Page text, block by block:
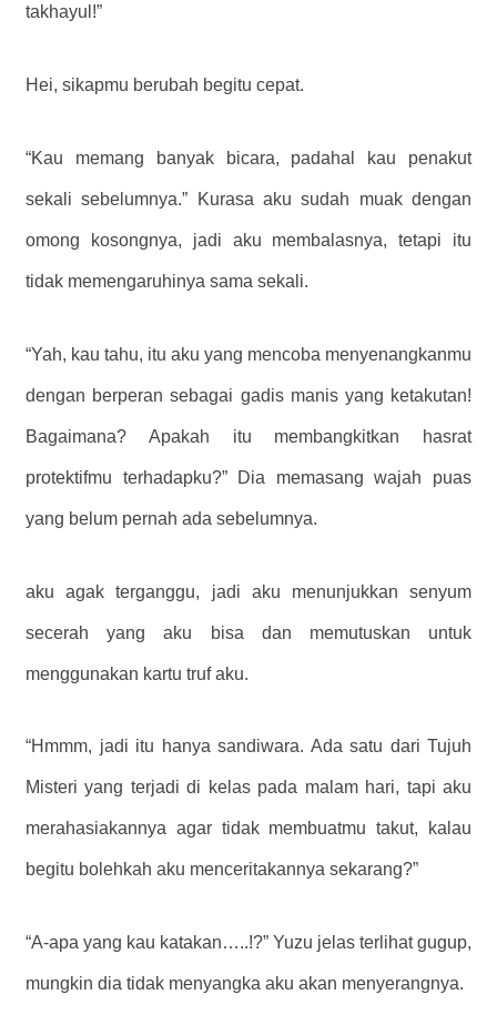
takhayul!”
Hei, sikapmu berubah begitu cepat.
“Kau memang banyak bicara, padahal kau penakut
sekali sebelumnya.” Kurasa aku sudah muak dengan
omong kosongnya, jadi aku membalasnya, tetapi itu
tidak memengaruhinya sama sekali.
“Yah, kau tahu, itu aku yang mencoba menyenangkanmu
dengan berperan sebagai gadis manis yang ketakutan!
Bagaimana? Apakah itu membangkitkan hasrat
protektifmu terhadapku?” Dia memasang wajah puas
yang belum pernah ada sebelumnya.
aku agak terganggu, jadi aku menunjukkan senyum
secerah yang aku bisa dan memutuskan untuk
menggunakan kartu truf aku.
“Hmmm, jadi itu hanya sandiwara. Ada satu dari Tujuh
Misteri yang terjadi di kelas pada malam hari, tapi aku
merahasiakannya agar tidak membuatmu takut, kalau
begitu bolehkah aku menceritakannya sekarang?”
“A-apa yang kau katakan…..!?” Yuzu jelas terlihat gugup,
mungkin dia tidak menyangka aku akan menyerangnya.